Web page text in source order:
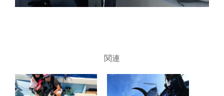
関連